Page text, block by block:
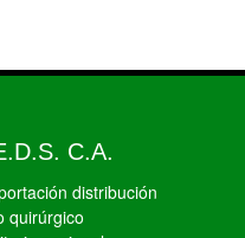
C.A.
distribución
quirúrgico